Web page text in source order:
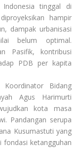
tinggal di
hampir
dampak urbanisasi
belum optimal.
Pasifik, kontribusi
PDB per kapita
Bidang
Agus Harimurti
kota masa
Pandangan serupa
Kusumastuti yang
fondasi ketangguhan